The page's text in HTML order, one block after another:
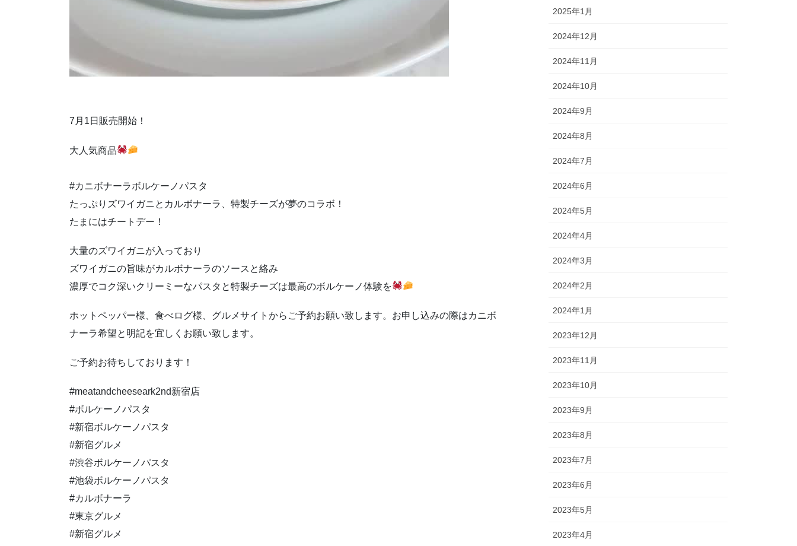
7月1日販売開始！
大人気商品
#カニボナーラボルケーノパスタ
たっぷりズワイガニとカルボナーラ、特製チーズが夢のコラボ！
たまにはチートデー！
大量のズワイガニが入っており
ズワイガニの旨味がカルボナーラのソースと絡み
濃厚でコク深いクリーミーなパスタと特製チーズは最高のボルケーノ体験を
ホットペッパー様、食べログ様、グルメサイトからご予約お願い致します。お申し込みの際はカニボ
ナーラ希望と明記を宜しくお願い致します。
ご予約お待ちしております！
#meatandcheeseark2nd新宿店
#ボルケーノパスタ
#新宿ボルケーノパスタ
#新宿グルメ
#渋谷ボルケーノパスタ
#池袋ボルケーノパスタ
#カルボナーラ
#東京グルメ
#新宿グルメ
2025年1月
2024年12月
2024年11月
2024年10月
2024年9月
2024年8月
2024年7月
2024年6月
2024年5月
2024年4月
2024年3月
2024年2月
2024年1月
2023年12月
2023年11月
2023年10月
2023年9月
2023年8月
2023年7月
2023年6月
2023年5月
2023年4月